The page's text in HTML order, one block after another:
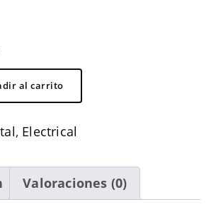
precio
actual
$85.00.
al carrito
, Electrical
Valoraciones (0)